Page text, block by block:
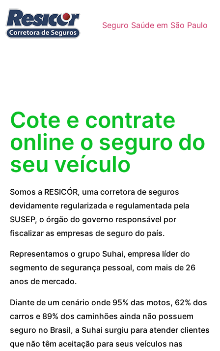
Seguro Saúde em São Paulo
Cote e contrate
online o seguro do
seu veículo
Somos a RESICÓR, uma corretora de seguros
devidamente regularizada e regulamentada pela
SUSEP, o órgão do governo responsável por
fiscalizar as empresas de seguro do país.
Representamos o grupo Suhai, empresa líder do
segmento de segurança pessoal, com mais de 26
anos de mercado.
Diante de um cenário onde 95% das motos, 62% dos
carros e 89% dos caminhões ainda não possuem
seguro no Brasil, a Suhai surgiu para atender clientes
que não têm aceitação para seus veículos nas